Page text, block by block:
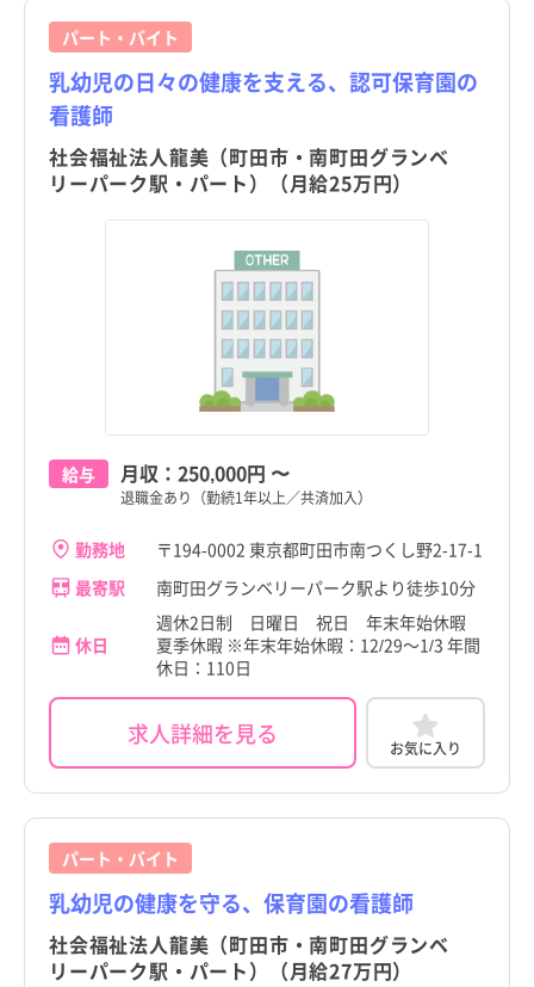
パート・バイト
乳幼児の日々の健康を支える、認可保育園の
看護師
社会福祉法人龍美（町田市・南町田グランベ
リーパーク駅・パート）（月給25万円）
給与 月収： 250,000円 〜
退職金あり（勤続1年以上／共済加入）
勤務地
〒194-0002 東京都町田市南つくし野2-17-1
最寄駅
南町田グランベリーパーク駅より徒歩10分
休日
週休2日制 日曜日 祝日 年末年始休暇
夏季休暇 ※年末年始休暇：12/29～1/3 年間
休日：110日
求人詳細を見る お気に入り
パート・バイト
乳幼児の健康を守る、保育園の看護師
社会福祉法人龍美（町田市・南町田グランベ
リーパーク駅・パート）（月給27万円）